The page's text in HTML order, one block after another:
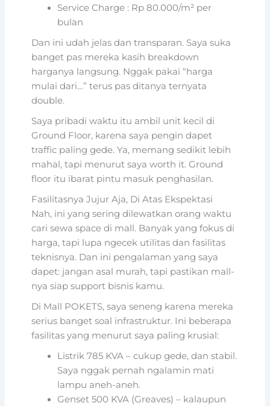
Service Charge : Rp 80.000/m² per
bulan
Dan ini udah jelas dan transparan. Saya suka
banget pas mereka kasih breakdown
harganya langsung. Nggak pakai “harga
mulai dari…” terus pas ditanya ternyata
double.
Saya pribadi waktu itu ambil unit kecil di
Ground Floor, karena saya pengin dapet
traffic paling gede. Ya, memang sedikit lebih
mahal, tapi menurut saya worth it. Ground
floor itu ibarat pintu masuk penghasilan.
Fasilitasnya Jujur Aja, Di Atas Ekspektasi
Nah, ini yang sering dilewatkan orang waktu
cari sewa space di mall. Banyak yang fokus di
harga, tapi lupa ngecek utilitas dan fasilitas
teknisnya. Dan ini pengalaman yang saya
dapet: jangan asal murah, tapi pastikan mall-
nya siap support bisnis kamu.
Di Mall POKETS, saya seneng karena mereka
serius banget soal infrastruktur. Ini beberapa
fasilitas yang menurut saya paling krusial:
Listrik 785 KVA – cukup gede, dan stabil.
Saya nggak pernah ngalamin mati
lampu aneh-aneh.
Genset 500 KVA (Greaves) – kalaupun